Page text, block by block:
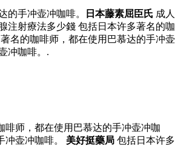
手冲壶冲咖啡。 日本藤素屈臣氏 成人
注射療法多少錢 包括日本许多著名的咖
名的咖啡师，都在使用巴慕达的手冲壶
冲咖啡。.
师，都在使用巴慕达的手冲壶冲咖
冲壶冲咖啡。 美好挺藥局 包括日本许多